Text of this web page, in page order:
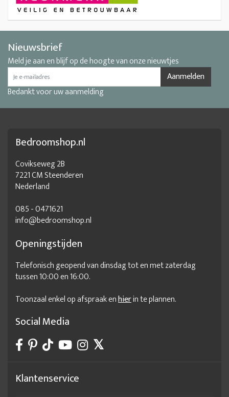
Nieuwsbrief
Meld je aan en blijf op de hoogte van onze nieuwtjes
Aanmelden
Bedankt voor uw aanmelding
Bedroomshop.nl
Covikseweg 2B
7221 CM Steenderen
Nederland
085 - 0471621
info@bedroomshop.nl
Openingstijden
Telefonisch geopend van dinsdag tot en met zaterdag
tussen 10:00 en 16:00.
Toonzaal enkel op afspraak enhierin te plannen.
Social Media
Klantenservice